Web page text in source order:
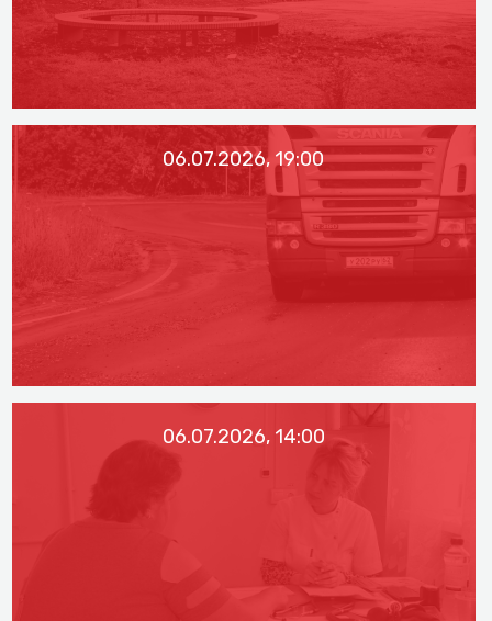
06.07.2026, 19:00
06.07.2026, 14:00